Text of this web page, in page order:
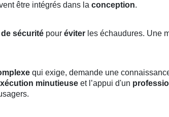
être intégrés dans la conception.
sécurité pour éviter les échaudures. Une
qui exige, demande une
minutieuse et l’appui d'un